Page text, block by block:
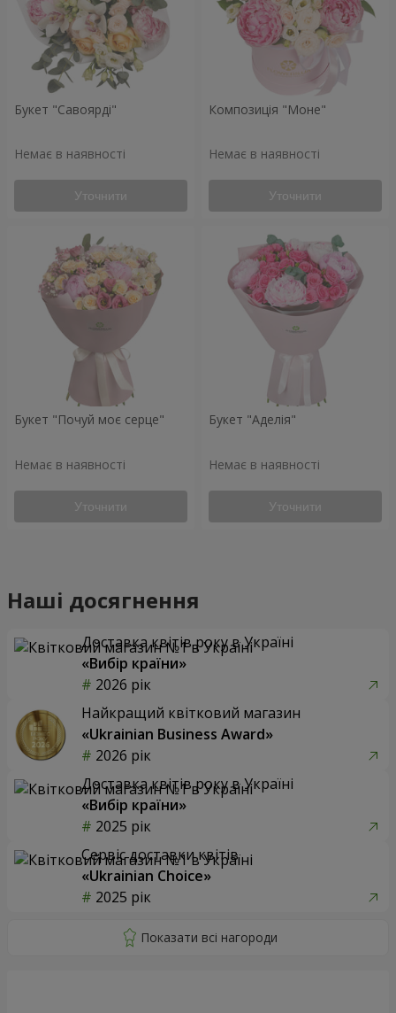
Букет "Савоярді"
Немає в наявності
Уточнити
Композиція "Моне"
Немає в наявності
Уточнити
Букет "Почуй моє серце"
Немає в наявності
Уточнити
Букет "Аделія"
Немає в наявності
Уточнити
Наші досягнення
Доставка квітів року в Україні
«Вибір країни»
2026 рік
Найкращий квітковий магазин
«Ukrainian Business Award»
2026 рік
Доставка квітів року в Україні
«Вибір країни»
2025 рік
Сервіс доставки квітів
«Ukrainian Choice»
2025 рік